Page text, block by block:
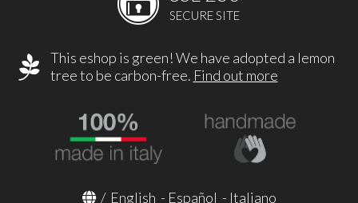
SECURE SITE
This eshop is green! We have adopted a lemon
tree to be carbon-free. Find out more
/ English - Español - Italiano